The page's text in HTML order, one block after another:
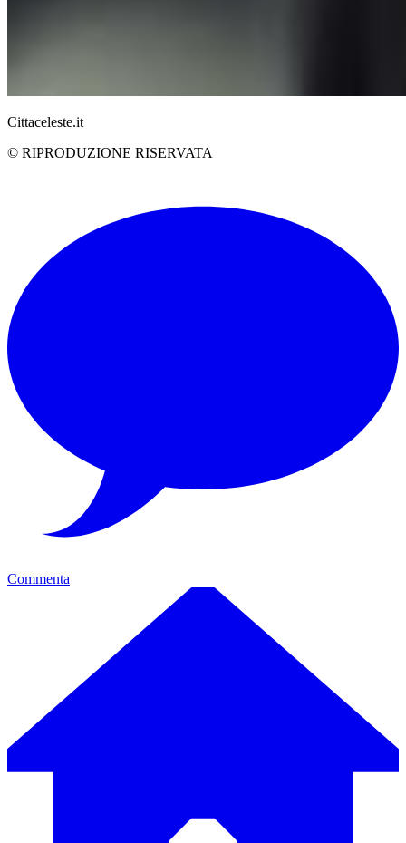
Cittaceleste.it
© RIPRODUZIONE RISERVATA
Commenta